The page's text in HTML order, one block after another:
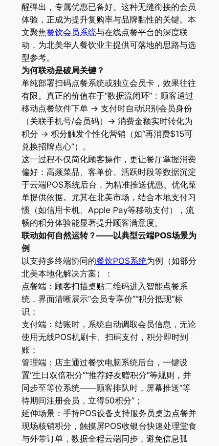
醒弹出，专属优惠已备好。这种无缝衔接的会员
体验，正成为提升复购率与品牌黏性的关键。本
文聚焦餐饮会员系统与在线点餐平台的深度联
动，为北美华人餐饮业主提供可落地的思路与选
型参考。
为何联动是破局关键？
单纯部署扫码点餐系统或独立会员卡，效果往往
有限。真正的价值在于“数据流闭环”：顾客通过
移动点餐软件下单 → 支付时自动识别会员身份
（关联手机号/会员码）→ 消费金额实时转化为
积分 → 积分触发个性化营销（如“再消费$15可
兑换招牌点心”）。
这一过程不仅简化顾客操作，更让餐厅掌握消费
偏好：高频菜品、客单价、活跃时段等数据沉淀
于云端POS系统后台，为精准推送优惠、优化菜
单提供依据。尤其在北美市场，结合本地支付习
惯（如信用卡机、Apple Pay等移动支付），流
畅的积分体验能显著提升顾客满意度。
联动如何自然运转？——以典型云端POS场景为
例
以支持多终端协同的餐饮POS系统为例（如部分
北美本地化解决方案）：
点餐端：顾客扫描桌贴二维码进入智能点餐系
统，界面清晰展示“会员专享价”“积分抵现”标
识；
支付端：结账时，系统自动调取会员信息，无论
使用无线POS机刷卡、扫码支付，积分即时到
账；
管理端：店主通过餐饮电脑系统后台，一键设
置“生日双倍积分”“推荐好友赠积分”等规则，并
同步至等位系统——顾客排队时，屏幕推送“等
待期间注册会员，立得50积分”；
延伸场景：手持POS设备支持服务员桌边点餐并
现场核销积分，触摸屏POS收银台快速处理堂食
与外带订单，数据全程云端同步，避免信息孤